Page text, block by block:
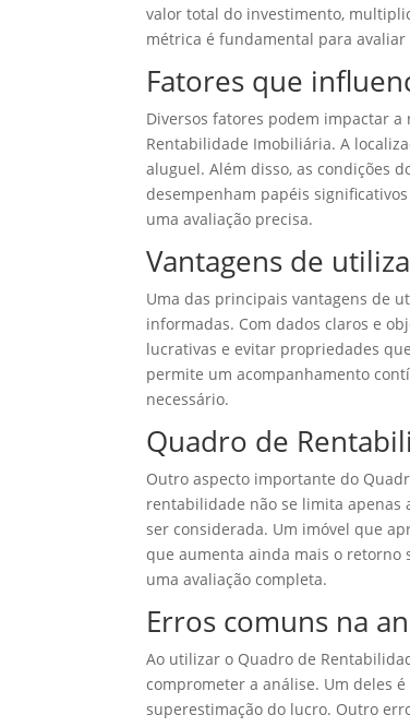
valor total do investimento,
métrica é fundamental para
Fatores que
Diversos fatores podem impactar
Rentabilidade Imobiliária. A
aluguel. Além disso, as condições
desempenham papéis
uma avaliação precisa.
Vantagens de
Uma das principais vantagens de
informadas. Com dados claros e
lucrativas e evitar propriedades
permite um acompanhamento
necessário.
Quadro de
Outro aspecto importante do
rentabilidade não se limita apenas
ser considerada. Um imóvel que
que aumenta ainda mais o retorno
uma avaliação completa.
Erros comuns na
Ao utilizar o Quadro de
comprometer a análise. Um deles
superestimação do lucro. Outro